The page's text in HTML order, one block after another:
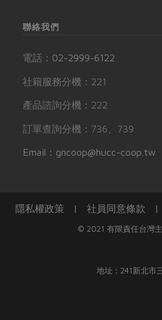
聯絡我們
電話： 02-2999-6122
社籍服務分機：221
產品諮詢分機：222
訂單查詢分機：736、739
Email：gncoop@hucc-coop.tw
隱私權政策 | 社員同意條款 |
© 2021 有限責任台灣
地址：241新北市